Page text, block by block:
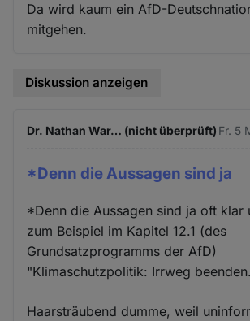
Da wird kaum ein AfD-
mitgehen.
Diskussion anzeigen
Dr. Nathan War… (nicht überprüft) Fr. 5
*Denn die Aussagen sind ja
*Denn die Aussagen sind ja oft klar
zum Beispiel im Kapitel 12.1 (des
Grundsatzprogramms der AfD)
"Klimaschutzpolitik: Irrweg beenden.
Haarsträubend dumme, weil